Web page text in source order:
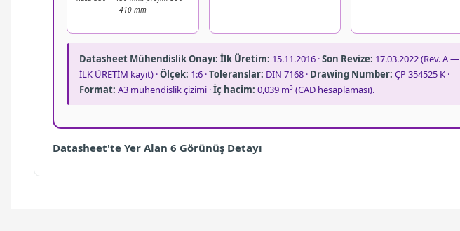
410 mm
Datasheet Mühendislik Onayı: İlk Üretim: 15.11.2016 ·Son Revize: 17.03.2022 (Rev. A —
İLK ÜRETİM kayıt) ·Ölçek: 1:6 ·Toleranslar: DIN 7168 · Drawing Number: ÇP 354525 K ·
Format: A3 mühendislik çizimi ·İç hacim: 0,039 m³ (CAD hesaplaması).
Datasheet'te Yer Alan 6 Görünüş Detayı